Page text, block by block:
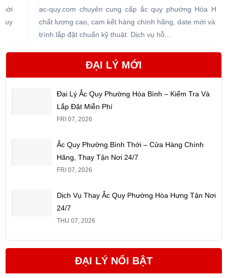
ac-quy.com chuyên cung cấp ắc quy phường Hòa Hưng
chất lượng cao, cam kết hàng chính hãng, date mới và quy
trình lắp đặt chuẩn kỹ thuật. Dịch vụ hỗ...
ĐẠI LÝ MỚI
Đại Lý Ắc Quy Phường Hòa Bình – Kiểm Tra Và
Lắp Đặt Miễn Phí
FRI 07, 2026
Ắc Quy Phường Bình Thới – Cửa Hàng Chính
Hãng, Thay Tận Nơi 24/7
FRI 07, 2026
Dịch Vụ Thay Ắc Quy Phường Hòa Hưng Tận Nơi
24/7
THU 07, 2026
ĐẠI LÝ NỔI BẬT